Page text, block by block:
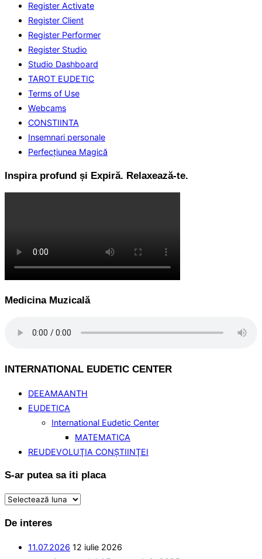
Register Activate
Register Client
Register Performer
Register Studio
Studio Dashboard
TAROT EUDETIC
Terms of Use
Webcams
CONSTIINTA
Insemnari personale
Perfecţiunea Magică
Inspira profund și Expiră. Relaxează-te.
Medicina Muzicală
INTERNATIONAL EUDETIC CENTER
DEEAMAANTH
EUDETICA
International Eudetic Center
MATEMATICA
REUDEVOLUŢIA CONŞTIINŢEI
S-ar putea sa iti placa
S-
putea
De interes
11.07.2026 12 iulie 2026